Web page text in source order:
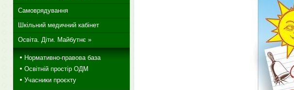
Самоврядування
Шкільний медичний кабінет
Освіта. Діти. Майбутнє »
Нормативно-правова база
Освітній простір ОДМ
Учасники проєкту